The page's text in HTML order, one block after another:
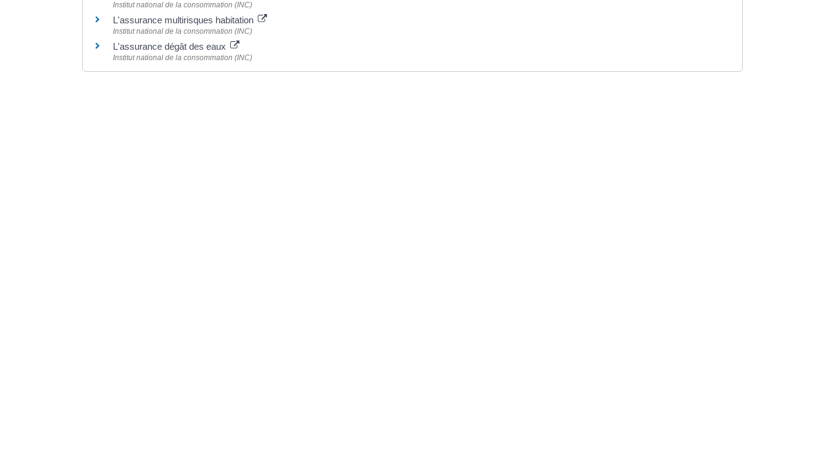
Institut national de la consommation (INC)
L'assurance multirisques habitation
Institut national de la consommation (INC)
L'assurance dégât des eaux
Institut national de la consommation (INC)